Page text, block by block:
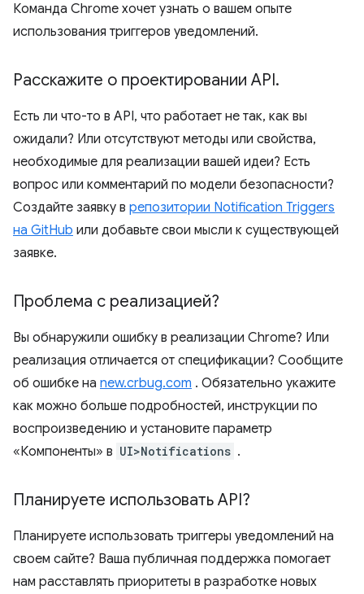
Команда Chrome хочет узнать о вашем опыте
использования триггеров уведомлений.
Расскажите о проектировании API.
Есть ли что-то в API, что работает не так, как вы
ожидали? Или отсутствуют методы или свойства,
необходимые для реализации вашей идеи? Есть
вопрос или комментарий по модели безопасности?
Создайте заявку в репозитории Notification Triggers
на GitHub или добавьте свои мысли к существующей
заявке.
Проблема с реализацией?
Вы обнаружили ошибку в реализации Chrome? Или
реализация отличается от спецификации? Сообщите
об ошибке на new.crbug.com . Обязательно укажите
как можно больше подробностей, инструкции по
воспроизведению и установите параметр
«Компоненты» в UI>Notifications .
Планируете использовать API?
Планируете использовать триггеры уведомлений на
своем сайте? Ваша публичная поддержка помогает
нам расставлять приоритеты в разработке новых